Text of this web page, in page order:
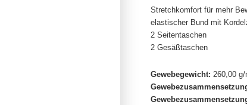
Stretchkomfort für mehr
elastischer Bund mit
2 Seitentaschen
2 Gesäßtaschen
Gewebegewicht: 260,00 g/